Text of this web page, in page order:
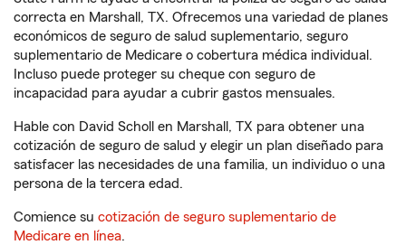
correcta en Marshall, TX. Ofrecemos una variedad de planes
económicos de seguro de salud suplementario, seguro
suplementario de Medicare o cobertura médica individual.
Incluso puede proteger su cheque con seguro de
incapacidad para ayudar a cubrir gastos mensuales.
Hable con David Scholl en Marshall, TX para obtener una
cotización de seguro de salud y elegir un plan diseñado para
satisfacer las necesidades de una familia, un individuo o una
persona de la tercera edad.
Comience su cotización de seguro suplementario de
Medicare en línea.